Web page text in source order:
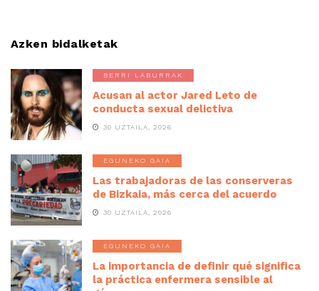
Azken bidalketak
BERRI LABURRAK
Acusan al actor Jared Leto de
conducta sexual delictiva
30 UZTAILA, 2026
EGUNEKO GAIA
Las trabajadoras de las conserveras
de Bizkaia, más cerca del acuerdo
30 UZTAILA, 2026
EGUNEKO GAIA
La importancia de definir qué significa
la práctica enfermera sensible al